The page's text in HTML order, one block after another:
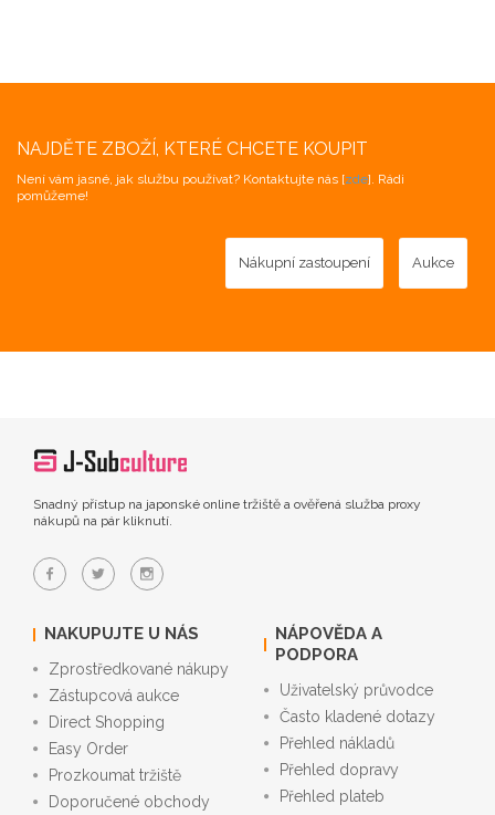
NAJDĚTE ZBOŽÍ, KTERÉ CHCETE KOUPIT
Není vám jasné, jak službu používat? Kontaktujte nás [zde]. Rádi
pomůžeme!
Nákupní zastoupení Aukce
Snadný přístup na japonské online tržiště a ověřená služba proxy
nákupů na pár kliknutí.
NAKUPUJTE U NÁS
Zprostředkované nákupy
Zástupcová aukce
Direct Shopping
Easy Order
Prozkoumat tržiště
Doporučené obchody
NÁPOVĚDA A
PODPORA
Uživatelský průvodce
Často kladené dotazy
Přehled nákladů
Přehled dopravy
Přehled plateb